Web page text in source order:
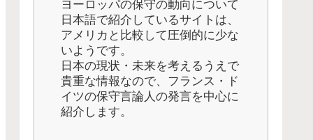
ヨーロッパの保守の動向について
日本語で紹介しているサイトは、
アメリカと比較して圧倒的に少な
いようです。
日本の現状・未来を考えるうえで
貴重な情報なので、フランス・ド
イツの保守言論人の発言を中心に
紹介します。